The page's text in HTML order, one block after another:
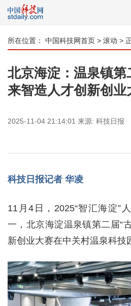
所在位置： 中国科技网首页 > 滚动 >
北京海淀：温泉镇第
来智造人才创新创业
2025-11-04 21:14:01 来源: 科技日报
科技日报记者 华凌
11月4日，2025“智汇海淀”
一，北京海淀温泉镇第二届“
新创业大赛在中关村温泉科技